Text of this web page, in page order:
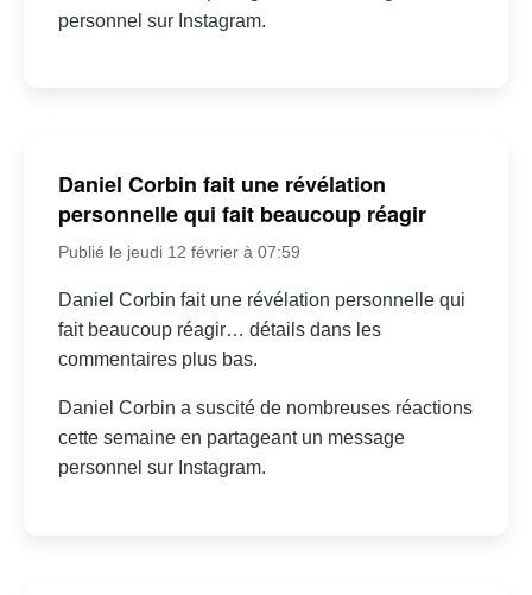
personnel sur Instagram.
Daniel Corbin fait une révélation
personnelle qui fait beaucoup réagir
Publié le jeudi 12 février à 07:59
Daniel Corbin fait une révélation personnelle qui
fait beaucoup réagir… détails dans les
commentaires plus bas.
Daniel Corbin a suscité de nombreuses réactions
cette semaine en partageant un message
personnel sur Instagram.